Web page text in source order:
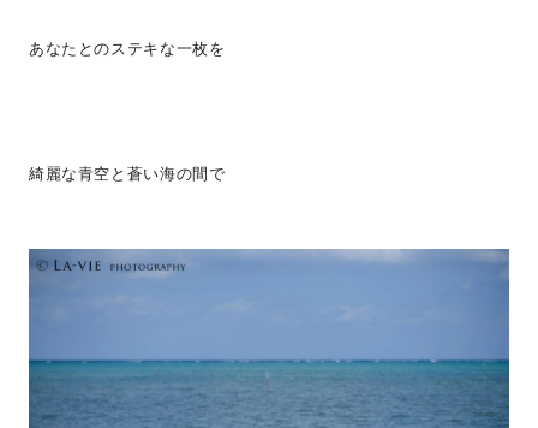
あなたとのステキな一枚を
綺麗な青空と蒼い海の間で